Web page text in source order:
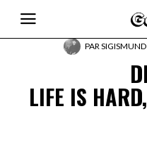
PAR
LIFE IS